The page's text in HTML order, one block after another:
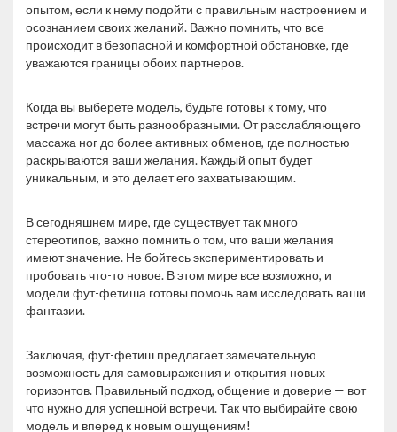
опытом, если к нему подойти с правильным настроением и
осознанием своих желаний. Важно помнить, что все
происходит в безопасной и комфортной обстановке, где
уважаются границы обоих партнеров.
Когда вы выберете модель, будьте готовы к тому, что
встречи могут быть разнообразными. От расслабляющего
массажа ног до более активных обменов, где полностью
раскрываются ваши желания. Каждый опыт будет
уникальным, и это делает его захватывающим.
В сегодняшнем мире, где существует так много
стереотипов, важно помнить о том, что ваши желания
имеют значение. Не бойтесь экспериментировать и
пробовать что-то новое. В этом мире все возможно, и
модели фут-фетиша готовы помочь вам исследовать ваши
фантазии.
Заключая, фут-фетиш предлагает замечательную
возможность для самовыражения и открытия новых
горизонтов. Правильный подход, общение и доверие — вот
что нужно для успешной встречи. Так что выбирайте свою
модель и вперед к новым ощущениям!